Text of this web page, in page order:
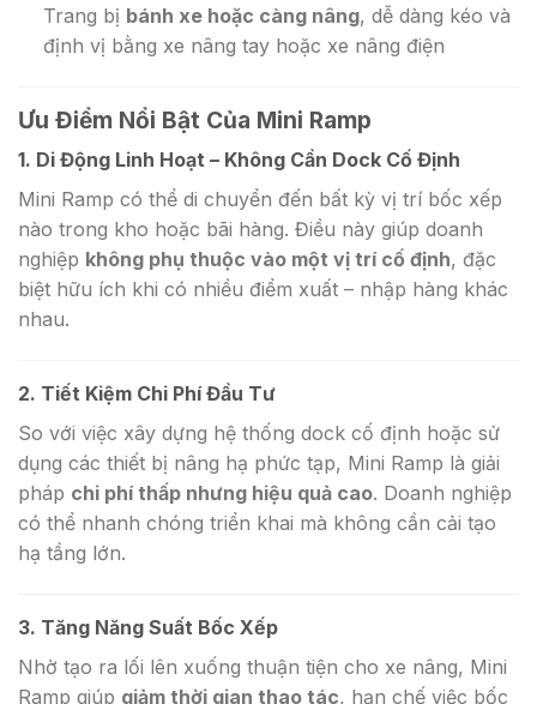
Trang bị bánh xe hoặc càng nâng, dễ dàng kéo và
định vị bằng xe nâng tay hoặc xe nâng điện
Ưu Điểm Nổi Bật Của Mini Ramp
1. Di Động Linh Hoạt – Không Cần Dock Cố Định
Mini Ramp có thể di chuyển đến bất kỳ vị trí bốc xếp
nào trong kho hoặc bãi hàng. Điều này giúp doanh
nghiệp không phụ thuộc vào một vị trí cố định, đặc
biệt hữu ích khi có nhiều điểm xuất – nhập hàng khác
nhau.
2. Tiết Kiệm Chi Phí Đầu Tư
So với việc xây dựng hệ thống dock cố định hoặc sử
dụng các thiết bị nâng hạ phức tạp, Mini Ramp là giải
pháp chi phí thấp nhưng hiệu quả cao. Doanh nghiệp
có thể nhanh chóng triển khai mà không cần cải tạo
hạ tầng lớn.
3. Tăng Năng Suất Bốc Xếp
Nhờ tạo ra lối lên xuống thuận tiện cho xe nâng, Mini
Ramp giúp giảm thời gian thao tác, hạn chế việc bốc